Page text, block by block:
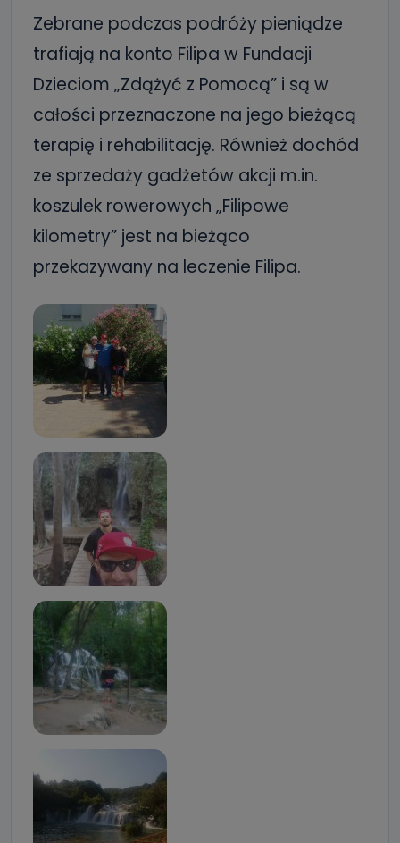
Zebrane podczas podróży pieniądze
trafiają na konto Filipa w Fundacji
Dzieciom „Zdążyć z Pomocą” i są w
całości przeznaczone na jego bieżącą
terapię i rehabilitację. Również dochód
ze sprzedaży gadżetów akcji m.in.
koszulek rowerowych „Filipowe
kilometry” jest na bieżąco
przekazywany na leczenie Filipa.